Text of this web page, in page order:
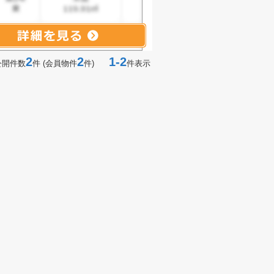
開件数2件 (会員物件2件) 1-2件表示